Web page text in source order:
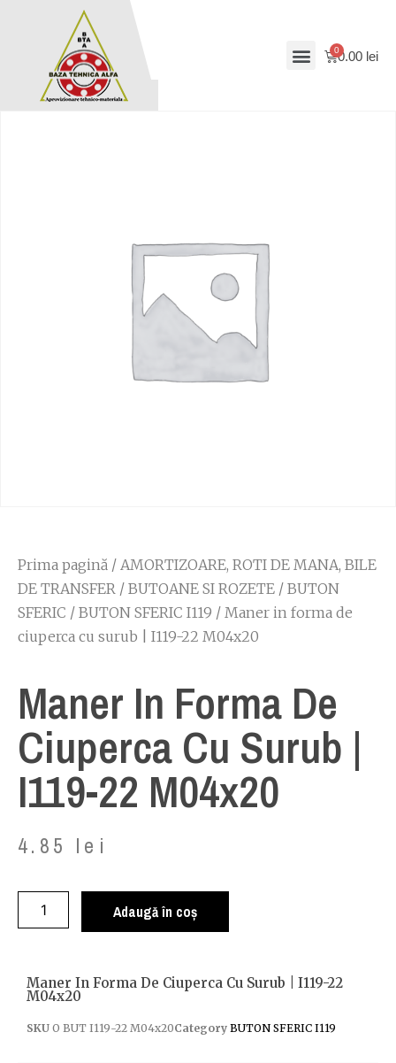
0.00 lei
Prima pagină / AMORTIZOARE, ROTI DE MANA, BILE
DE TRANSFER / BUTOANE SI ROZETE / BUTON
SFERIC / BUTON SFERIC I119 / Maner in forma de
ciuperca cu surub | I119-22 M04x20
Maner In Forma De
Ciuperca Cu Surub |
I119-22 M04x20
4.85 lei
Adaugă în coș
Maner In Forma De Ciuperca Cu Surub | I119-22
M04x20
SKU O BUT I119-22 M04x20Category BUTON SFERIC I119